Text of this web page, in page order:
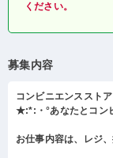
ください。
募集内容
コンビニエンススト
★:*:・°あなたとコン
お仕事内容は、レジ